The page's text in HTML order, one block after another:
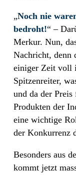
„Noch nie
bedroht!“ –
Merkur. Nun,
Nachricht, denn
einiger Zeit voll
Spitzenreiter,
und da der
Produkten der
eine wichtige
der Konkurrenz
Besonders aus
kommt jetzt